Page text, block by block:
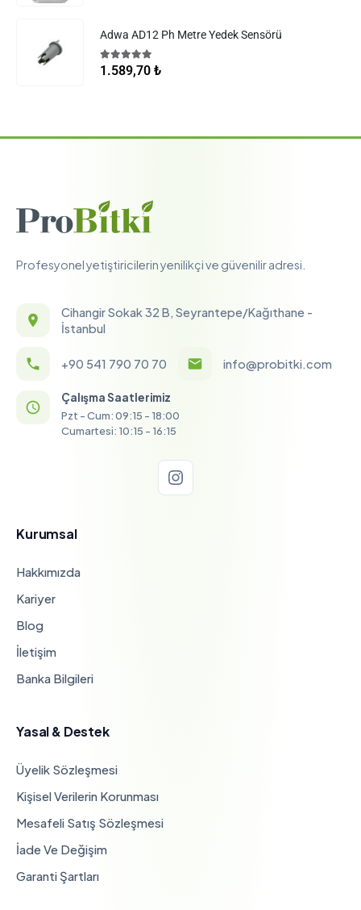
Adwa AD12 Ph Metre Yedek Sensörü
5.005 üzerinden
1.589,70 ₺
Profesyonel yetiştiricilerin yenilikçi ve güvenilir adresi.
Cihangir Sokak 32 B, Seyrantepe/Kağıthane -
İstanbul
+90 541 790 70 70 info@probitki.com
Çalışma Saatlerimiz
Pzt - Cum: 09:15 - 18:00
Cumartesi: 10:15 - 16:15
Kurumsal
Hakkımızda
Kariyer
Blog
İletişim
Banka Bilgileri
Yasal & Destek
Üyelik Sözleşmesi
Kişisel Verilerin Korunması
Mesafeli Satış Sözleşmesi
İade Ve Değişim
Garanti Şartları